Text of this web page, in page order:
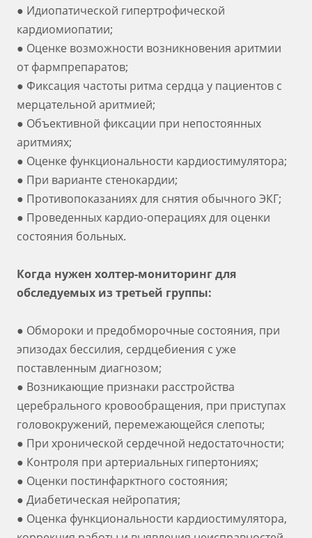
● Идиопатической гипертрофической
кардиомиопатии;
● Оценке возможности возникновения аритмии
от фармпрепаратов;
● Фиксация частоты ритма сердца у пациентов с
мерцательной аритмией;
● Объективной фиксации при непостоянных
аритмиях;
● Оценке функциональности кардиостимулятора;
● При варианте стенокардии;
● Противопоказаниях для снятия обычного ЭКГ;
● Проведенных кардио-операциях для оценки
состояния больных.
Когда нужен холтер-мониторинг для
обследуемых из третьей группы:
● Обмороки и предобморочные состояния, при
эпизодах бессилия, сердцебиения с уже
поставленным диагнозом;
● Возникающие признаки расстройства
церебрального кровообращения, при приступах
головокружений, перемежающейся слепоты;
● При хронической сердечной недостаточности;
● Контроля при артериальных гипертониях;
● Оценки постинфарктного состояния;
● Диабетическая нейропатия;
● Оценка функциональности кардиостимулятора,